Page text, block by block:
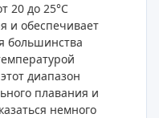
20 до 25°C
и обеспечивает
большинства
диапазон
плавания и
немного